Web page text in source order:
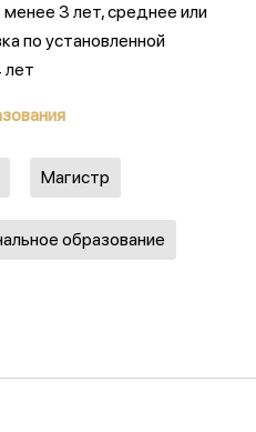
3 лет, среднее или
по установленной
лет
Магистр
образование